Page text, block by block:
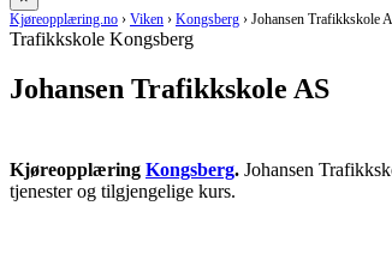
Kjøreopplæring.no › Viken › Kongsberg › Johansen Trafikkskole
Trafikkskole Kongsberg
Johansen Trafikkskole AS
Kjøreopplæring Kongsberg. Johansen
tjenester og tilgjengelige kurs.